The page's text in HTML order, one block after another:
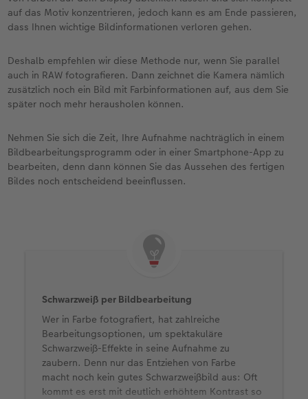
auf das Motiv konzentrieren, jedoch kann es am Ende passieren,
dass Ihnen wichtige Bildinformationen verloren gehen.
Deshalb empfehlen wir diese Methode nur, wenn Sie parallel
auch in RAW fotografieren. Dann zeichnet die Kamera nämlich
zusätzlich noch ein Bild mit Farbinformationen auf, aus dem Sie
später noch mehr herausholen können.
Nehmen Sie sich die Zeit, Ihre Aufnahme nachträglich in einem
Bildbearbeitungsprogramm oder in einer Smartphone-App zu
bearbeiten, denn dann können Sie das Aussehen des fertigen
Bildes noch entscheidend beeinflussen.
Schwarzweiß per Bildbearbeitung
Wer in Farbe fotografiert, hat zahlreiche
Bearbeitungsoptionen, um spektakuläre
Schwarzweiß-Effekte in seine Aufnahme zu
zaubern. Denn nur das Entziehen von Farbe
macht noch kein gutes Schwarzweißbild aus: Oft
kommt es erst mit deutlich erhöhtem Kontrast so